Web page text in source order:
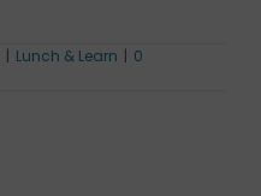
| Lunch & Learn | 0